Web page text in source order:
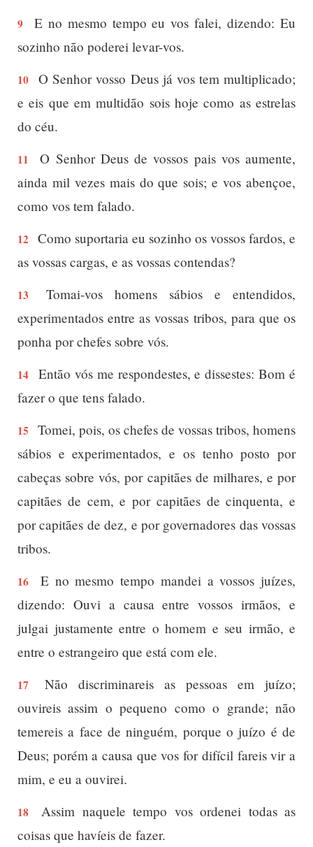
9
E no mesmo tempo eu vos falei, dizendo: Eu
sozinho não poderei levar-vos.
10
O Senhor vosso Deus já vos tem multiplicado;
e eis que em multidão sois hoje como as estrelas
do céu.
11
O Senhor Deus de vossos pais vos aumente,
ainda mil vezes mais do que sois; e vos abençoe,
como vos tem falado.
12 Como suportaria eu sozinho os vossos fardos, e
as vossas cargas, e as vossas contendas?
13
Tomai-vos homens sábios e entendidos,
experimentados entre as vossas tribos, para que os
ponha por chefes sobre vós.
14
Então vós me respondestes, e dissestes: Bom é
fazer o que tens falado.
15
Tomei, pois, os chefes de vossas tribos, homens
sábios e experimentados, e os tenho posto por
cabeças sobre vós, por capitães de milhares, e por
capitães de cem, e por capitães de cinquenta, e
por capitães de dez, e por governadores das vossas
tribos.
16
E no mesmo tempo mandei a vossos juízes,
dizendo: Ouvi a causa entre vossos irmãos, e
julgai justamente entre o homem e seu irmão, e
entre o estrangeiro que está com ele.
17
Não discriminareis as pessoas em juízo;
ouvireis assim o pequeno como o grande; não
temereis a face de ninguém, porque o juízo é de
Deus; porém a causa que vos for difícil fareis vir a
mim, e eu a ouvirei.
18
Assim naquele tempo vos ordenei todas as
coisas que havíeis de fazer.